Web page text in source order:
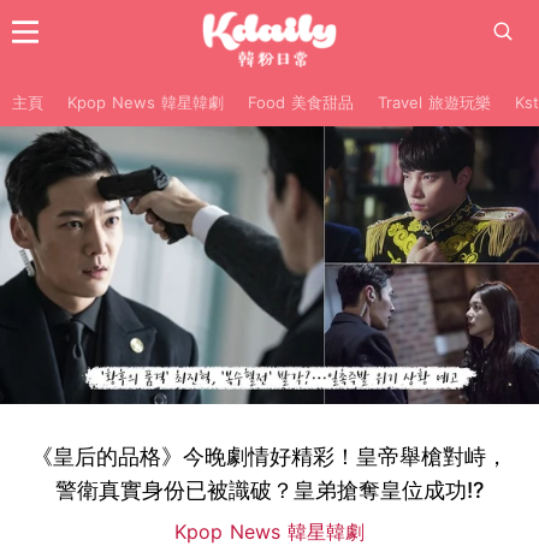
主頁 Kpop News 韓星韓劇 Food 美食甜品 Travel 旅遊玩樂
《皇后的品格》今晚劇情好精彩！皇帝舉槍對峙，
警衛真實身份已被識破？皇弟搶奪皇位成功!?
Kpop News 韓星韓劇